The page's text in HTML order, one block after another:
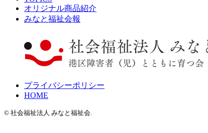
オリジナル商品紹介
みなと福祉会報
プライバシーポリシー
HOME
© 社会福祉法人 みなと福祉会.